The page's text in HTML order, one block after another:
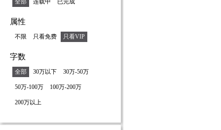
全部 连载中 已完成
属性
不限 只看免费 只看VIP
字数
全部 30万以下 30万-50万
50万-100万 100万-200万
200万以上